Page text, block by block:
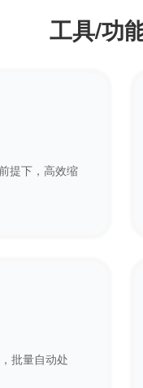
工具/功
提下，高效缩
批量自动处